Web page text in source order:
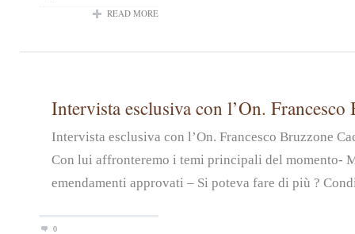
READ MORE
Intervista esclusiva con l’On. Francesco
Intervista esclusiva con l’On. Francesco Bruzzone
Con lui affronteremo i temi principali del momento-
emendamenti approvati – Si poteva fare di più ?
0